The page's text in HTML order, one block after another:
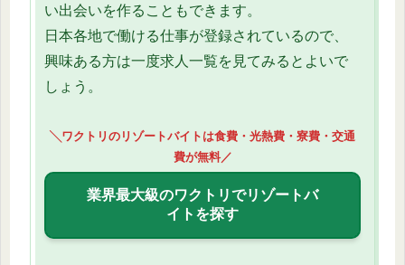
い出会いを作ることもできます。
日本各地で働ける仕事が登録されているので、
興味ある方は一度求人一覧を見てみるとよいで
しょう。
╲ワクトリのリゾートバイトは食費・光熱費・寮費・交通
費が無料／
業界最大級のワクトリでリゾートバ
イトを探す